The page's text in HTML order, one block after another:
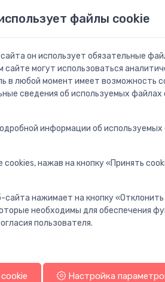
⬤Vārsta elektriskā piedziņa 5
Nm, AC/DC 24 V, 2...10 V, 90 s,
файлы cookie
он использует обязательные
сайте могут использоваться
в любой момент имеет возможность
сведения об используемых файлах
информации об
нажав на кнопку «Принять
сайта нажимает на кнопку
необходимы для обеспечения
пользователя.
Настройка